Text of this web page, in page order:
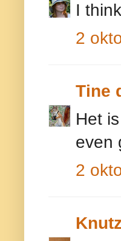
I
2
Tine
Het
even
2